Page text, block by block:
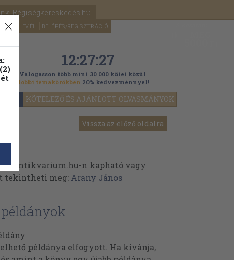
Régiségkereskedés.hu
HÍRLEVÉL BELÉPÉS/REGISZTRÁCIÓ
KÖTELEZŐ ÉS AJÁNLOTT OLVASMÁNYOK
12:27:25
Válogasson több mint 30 000 kötet közül
Hobbi témakörökben 20% kedvezménnyel!
Vissza az előző oldalra
Antikvarium.hu-n kapható vagy
tekintheti meg: Arany János
példánya elfogyott. Ha kívánja,